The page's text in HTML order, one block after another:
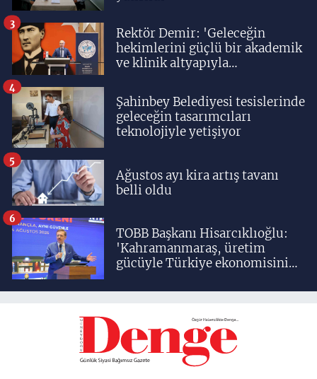
Rektör Demir: 'Geleceğin
hekimlerini güçlü bir akademik
ve klinik altyapıyla
3
Şahinbey Belediyesi tesislerinde
geleceğin tasarımcıları
teknolojiyle yetişiyor
4
Ağustos ayı kira artış tavanı
belli oldu
5
TOBB Başkanı Hisarcıklıoğlu:
'Kahramanmaraş, üretim
gücüyle Türkiye ekonomisinin
birisidir'
6